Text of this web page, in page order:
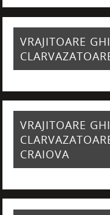
VRAJITOARE
VRAJITOARE
CRAIOVA